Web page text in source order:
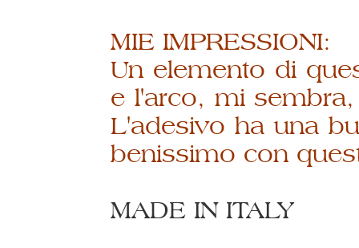
MIE IMPRESSIONI:
Un elemento di
e l'arco, mi
L'adesivo ha una
benissimo con
MADE IN ITALY